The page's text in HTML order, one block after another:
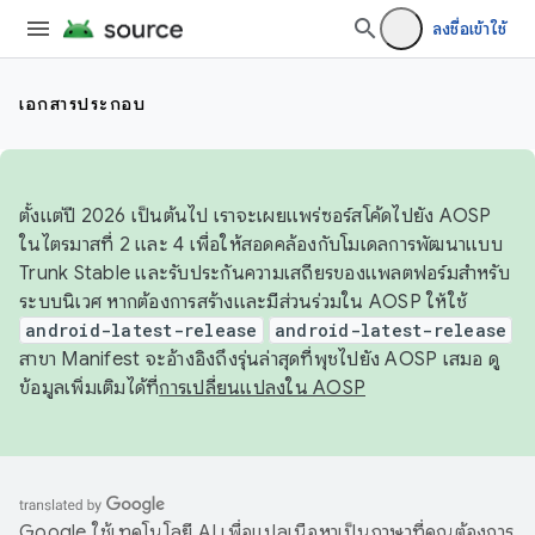
ลงชื่อเข้าใช้
เอกสารประกอบ
ตั้งแต่ปี 2026 เป็นต้นไป เราจะเผยแพร่ซอร์สโค้ดไปยัง AOSP
ในไตรมาสที่ 2 และ 4 เพื่อให้สอดคล้องกับโมเดลการพัฒนาแบบ
Trunk Stable และรับประกันความเสถียรของแพลตฟอร์มสำหรับ
ระบบนิเวศ หากต้องการสร้างและมีส่วนร่วมใน AOSP ให้ใช้
android-latest-release android-latest-release
สาขา Manifest จะอ้างอิงถึงรุ่นล่าสุดที่พุชไปยัง AOSP เสมอ ดู
ข้อมูลเพิ่มเติมได้ที่การเปลี่ยนแปลงใน AOSP